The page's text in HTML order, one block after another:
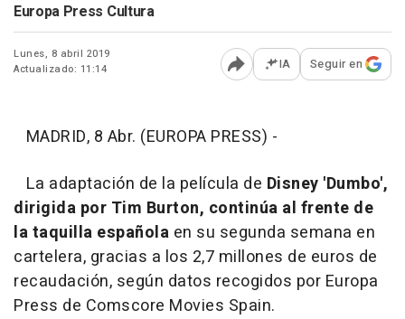
Europa Press Cultura
Lunes, 8 abril 2019
Actualizado: 11:14
Abrir opciones para
IA Seguir en
MADRID, 8 Abr. (EUROPA PRESS) -
La adaptación de la película de Disney 'Dumbo',
dirigida por Tim Burton, continúa al frente de
la taquilla española en su segunda semana en
cartelera, gracias a los 2,7 millones de euros de
recaudación, según datos recogidos por Europa
Press de Comscore Movies Spain.